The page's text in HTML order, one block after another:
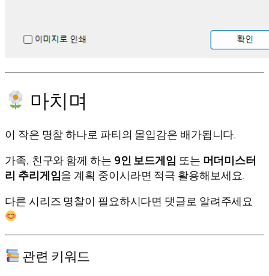
마치며
이 작은 명찰 하나로 파티의 몰입감은 배가됩니다.
가족, 친구와 함께 하는 9인 보드게임 또는 머더미스터
리 추리게임을 계획 중이시라면 적극 활용해보세요.
다른 시리즈 명찰이 필요하시다면 댓글로 알려주세요
관련 키워드